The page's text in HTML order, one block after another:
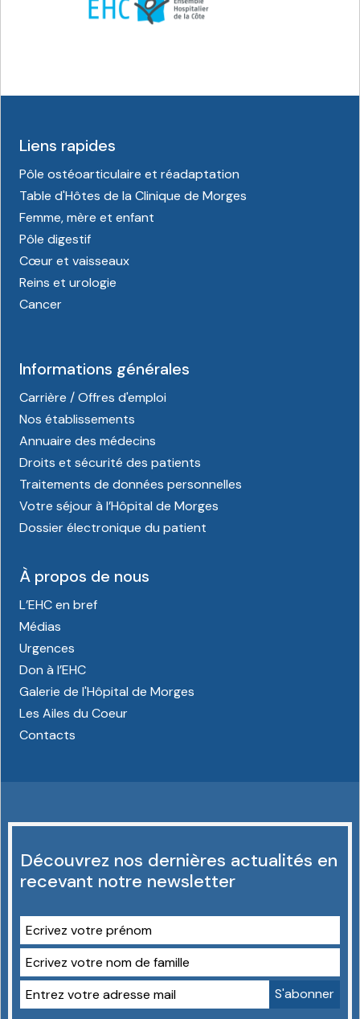
Liens rapides
Pôle ostéoarticulaire et réadaptation
Table d'Hôtes de la Clinique de Morges
Femme, mère et enfant
Pôle digestif
Cœur et vaisseaux
Reins et urologie
Cancer
Informations générales
Carrière / Offres d'emploi
Nos établissements
Annuaire des médecins
Droits et sécurité des patients
Traitements de données personnelles
Votre séjour à l’Hôpital de Morges
Dossier électronique du patient
À propos de nous
L’EHC en bref
Médias
Urgences
Don à l’EHC
Galerie de l'Hôpital de Morges
Les Ailes du Coeur
Contacts
Découvrez nos dernières actualités en
recevant notre newsletter